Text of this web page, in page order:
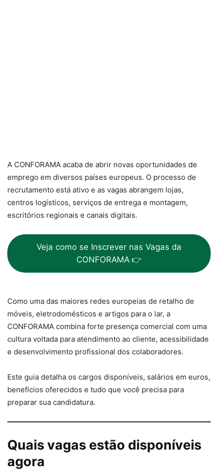
A CONFORAMA acaba de abrir novas oportunidades de
emprego em diversos países europeus. O processo de
recrutamento está ativo e as vagas abrangem lojas,
centros logísticos, serviços de entrega e montagem,
escritórios regionais e canais digitais.
Veja como se Inscrever nas Vagas da
CONFORAMA 👉
Como uma das maiores redes europeias de retalho de
móveis, eletrodomésticos e artigos para o lar, a
CONFORAMA combina forte presença comercial com uma
cultura voltada para atendimento ao cliente, acessibilidade
e desenvolvimento profissional dos colaboradores.
Este guia detalha os cargos disponíveis, salários em euros,
benefícios oferecidos e tudo que você precisa para
preparar sua candidatura.
Quais vagas estão disponíveis
agora